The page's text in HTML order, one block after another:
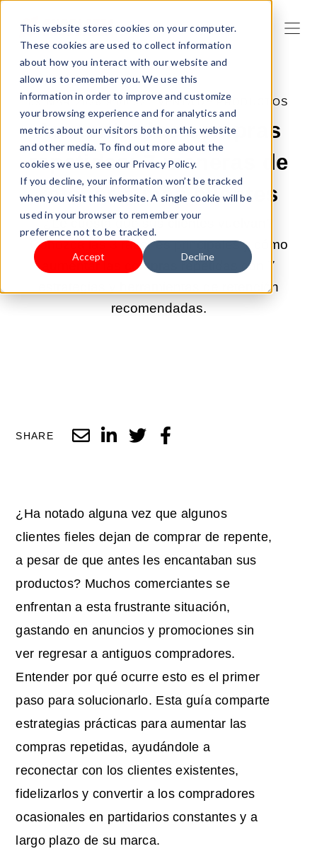
This website stores cookies on your computer.
These cookies are used to collect information
about how you interact with our website and
allow us to remember you. We use this
information in order to improve and customize
your browsing experience and for analytics and
metrics about our visitors both on this website
and other media. To find out more about the
cookies we use, see our Privacy Policy.
If you decline, your information won’t be tracked
when you visit this website. A single cookie will be
used in your browser to remember your
preference not to be tracked.
Accept Decline
09-MAR-2026 9:00:02 |VENTA DE PRODUCTOS
Aumentar las compras
repetidas: 7 maneras de
retener a más clientes
¿Le cuesta que sus clientes vuelvan?
Conozca las 3 razones principales y cómo
aumentar las compras repetidas con 7
estrategias y herramientas de retención
recomendadas.
SHARE
¿Ha notado alguna vez que algunos
clientes fieles dejan de comprar de repente,
a pesar de que antes les encantaban sus
productos? Muchos comerciantes se
enfrentan a esta frustrante situación,
gastando en anuncios y promociones sin
ver regresar a antiguos compradores.
Entender por qué ocurre esto es el primer
paso para solucionarlo. Esta guía comparte
estrategias prácticas para aumentar las
compras repetidas, ayudándole a
reconectar con los clientes existentes,
fidelizarlos y convertir a los compradores
ocasionales en partidarios constantes y a
largo plazo de su marca.